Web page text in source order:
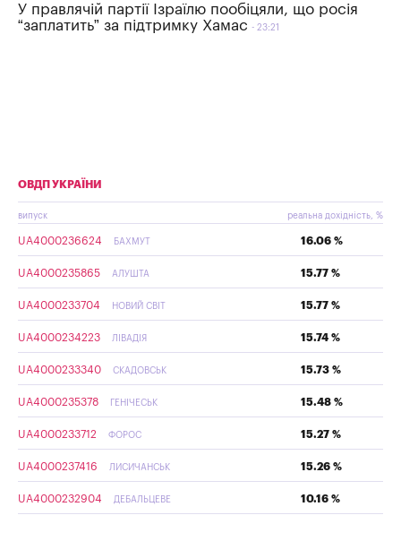
У правлячій партії Ізраїлю пообіцяли, що росія
“заплатить” за підтримку Хамас
23:21
ОВДП УКРАЇНИ
випуск реальна дохідність, %
UA4000236624 БАХМУТ 16.06 %
UA4000235865 АЛУШТА 15.77 %
UA4000233704 НОВИЙ СВІТ 15.77 %
UA4000234223 ЛІВАДІЯ 15.74 %
UA4000233340 СКАДОВСЬК 15.73 %
UA4000235378 ГЕНІЧЕСЬК 15.48 %
UA4000233712 ФОРОС 15.27 %
UA4000237416 ЛИСИЧАНСЬК 15.26 %
UA4000232904 ДЕБАЛЬЦЕВЕ 10.16 %